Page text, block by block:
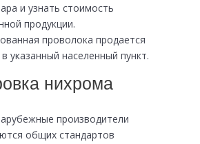
и узнать стоимость
продукции.
проволока продается
указанный населенный пункт.
нихрома
производители
общих стандартов